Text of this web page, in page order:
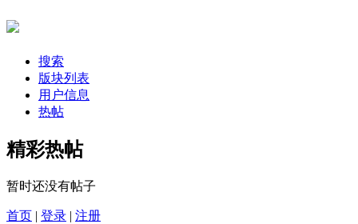
搜索
版块列表
用户信息
热帖
精彩热帖
暂时还没有帖子
首页 | 登录 | 注册